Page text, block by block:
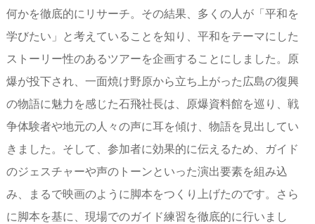
何かを徹底的にリサーチ。その結果、多くの人が「平和を
学びたい」と考えていることを知り、平和をテーマにした
ストーリー性のあるツアーを企画することにしました。原
爆が投下され、一面焼け野原から立ち上がった広島の復興
の物語に魅力を感じた石飛社長は、原爆資料館を巡り、戦
争体験者や地元の人々の声に耳を傾け、物語を見出してい
きました。そして、参加者に効果的に伝えるため、ガイド
のジェスチャーや声のトーンといった演出要素を組み込
み、まるで映画のように脚本をつくり上げたのです。さら
に脚本を基に、現場でのガイド練習を徹底的に行いまし